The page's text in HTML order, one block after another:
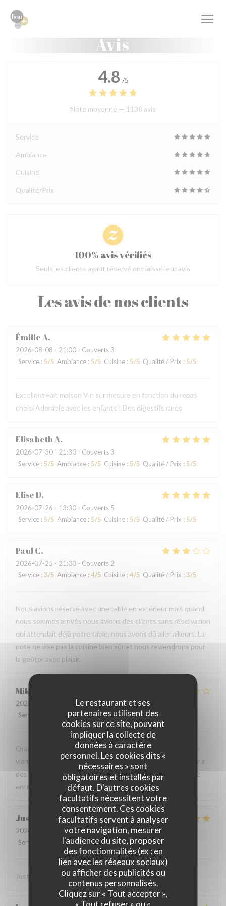
Le restaurant et ses
partenaires utilisent des
cookies sur ce site, pouvant
impliquer la collecte de
données à caractère
personnel. Les cookies dits «
nécessaires » sont
obligatoires et installés par
défaut. D'autres cookies
facultatifs nécessitent votre
consentement. Ces cookies
facultatifs servent à analyser
votre navigation, mesurer
l'audience du site, proposer
des fonctionnalités (ex : en
lien avec les réseaux sociaux)
ou afficher des publicités ou
contenus personnalisés.
Cliquez sur « Tout accepter »,
Avis
Les avis de nos clients
ÉmilieA
2026-08-08 - 21:00 - Couverts 3
Service : 5/5 Ambiance : 5/5 Cuisine : 5/5 Qualité / Prix : 5/5
Excellent Fait maison Vin sur mesure en fonction du repas
choisi Adorable avec les enfants ! Des digestifs rares
ElisabethA
2026-07-30 - 21:30 - Couverts 3
Service : 5/5 Ambiance : 5/5 Cuisine : 5/5 Qualité / Prix : 5/5
EliseD
2026-07-26 - 13:30 - Couverts 5
Service : 5/5 Ambiance : 5/5 Cuisine : 5/5 Qualité / Prix : 5/5
PaulC
2026-07-25 - 21:00 - Couverts 2
Service : 3/5 Ambiance : 4/5 Cuisine : 4/5 Qualité / Prix :3/5
Nous avions réservé avec une table en extérieur mais quand
nous sommes arrivés nous avions des clients sans réservation
qui attendait déjà notre table, nous avons dû aller ailleurs. La
note ne vise pas la cuisine bien sûr et nous reviendrons pour
la goûter avec plaisir.
Mikaël
2026-07-19
- 13:00 - Couverts 2
Service
Ambiance:2/5 Cuisine:3/5 Qualité / Prix
Quand le chef vous dépose le plat et vous dit : "Voilà votre
viande trop cuite", alors que j'ai juste demandé bien cuit, il y a
des limites. De plus, 3 cm de vin dans le verre à 8 euros et 2
entrées, 2 plats à 100 euros, je ne reviendrai plus.
Justine
2026-07-08
- 20:30 - Couverts 2
Service
Ambiance: 5/5 Cuisine: 5/5 Qualité / Prix
Juste parfait ! Service & plat délicieux
4.8 /5
Note moyenne — 1138 avis
Service
Ambiance
Cuisine
Qualité/Prix
100% avis vérifiés
Seuls les clients ayant réservé ont laissé leur avis